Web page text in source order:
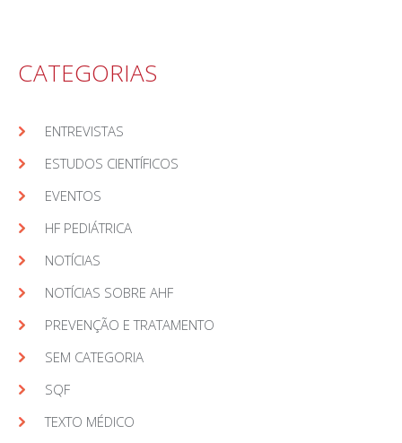
CATEGORIAS
ENTREVISTAS
ESTUDOS CIENTÍFICOS
EVENTOS
HF PEDIÁTRICA
NOTÍCIAS
NOTÍCIAS SOBRE AHF
PREVENÇÃO E TRATAMENTO
SEM CATEGORIA
SQF
TEXTO MÉDICO